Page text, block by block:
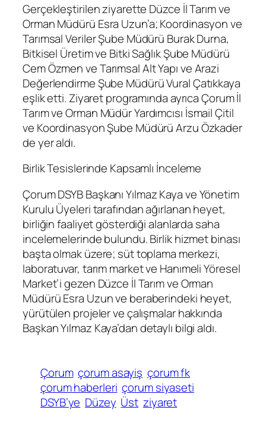
Gerçekleştirilen ziyarette Düzce İl Tarım ve
Orman Müdürü Esra Uzun’a; Koordinasyon ve
Tarımsal Veriler Şube Müdürü Burak Durna,
Bitkisel Üretim ve Bitki Sağlık Şube Müdürü
Cem Özmen ve Tarımsal Alt Yapı ve Arazi
Değerlendirme Şube Müdürü Vural Çatıkkaya
eşlik etti. Ziyaret programında ayrıca Çorum İl
Tarım ve Orman Müdür Yardımcısı İsmail Çitil
ve Koordinasyon Şube Müdürü Arzu Özkader
de yer aldı.
Birlik Tesislerinde Kapsamlı İnceleme
Çorum DSYB Başkanı Yılmaz Kaya ve Yönetim
Kurulu Üyeleri tarafından ağırlanan heyet,
birliğin faaliyet gösterdiği alanlarda saha
incelemelerinde bulundu. Birlik hizmet binası
başta olmak üzere; süt toplama merkezi,
laboratuvar, tarım market ve Hanımeli Yöresel
Market’i gezen Düzce İl Tarım ve Orman
Müdürü Esra Uzun ve beraberindeki heyet,
yürütülen projeler ve çalışmalar hakkında
Başkan Yılmaz Kaya’dan detaylı bilgi aldı.
Çorum çorum asayiş çorum fk
çorum haberleri çorum siyaseti
DSYB’ye Düzey Üst ziyaret